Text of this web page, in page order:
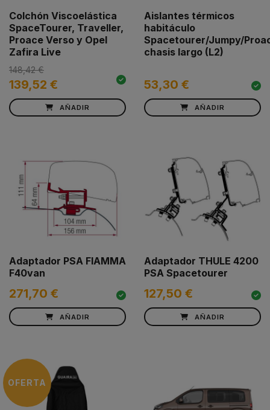
Colchón Viscoelástica
SpaceTourer, Traveller,
Proace Verso y Opel
Zafira Live
139,52 €
148,42 €
AÑADIR
Aislantes térmicos
habitáculo
Spacetourer/Jumpy/
chasis largo (L2)
53,30 €
AÑADIR
Adaptador PSA FIAMMA
F40van
271,70 €
AÑADIR
Adaptador THULE 4200
PSA Spacetourer
127,50 €
AÑADIR
OFERTA